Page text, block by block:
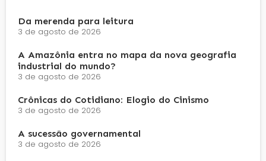
Da merenda para leitura
3 de agosto de 2026
A Amazônia entra no mapa da nova geografia
industrial do mundo?
3 de agosto de 2026
Crônicas do Cotidiano: Elogio do Cinismo
3 de agosto de 2026
A sucessão governamental
3 de agosto de 2026